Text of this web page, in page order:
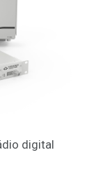
digital